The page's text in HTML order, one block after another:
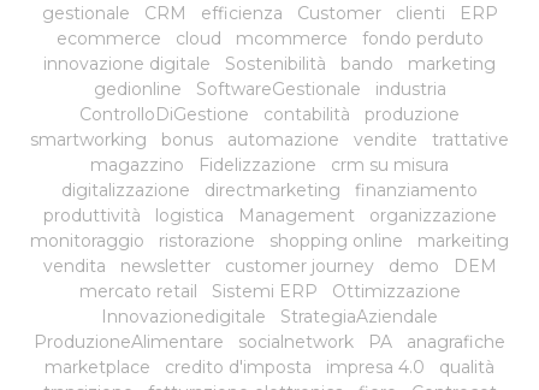
gestionale CRM efficienza Customer clienti
ERP
ecommerce
cloud mcommerce
fondo perduto
innovazione digitale
Sostenibilità bando
marketing
gedionline
SoftwareGestionale
industria
ControlloDiGestione
contabilità
produzione
smartworking
bonus automazione vendite
trattative
magazzino
Fidelizzazione
crm su misura
digitalizzazione
directmarketing
finanziamento
produttività
logistica Management
organizzazione
monitoraggio
ristorazione shopping online
markeiting
vendita
newsletter customer journey demo
DEM
mercato retail
Sistemi ERP
Ottimizzazione
Innovazionedigitale
StrategiaAziendale
ProduzioneAlimentare
socialnetwork PA
anagrafiche
marketplace
credito d'imposta impresa 4.0
qualità